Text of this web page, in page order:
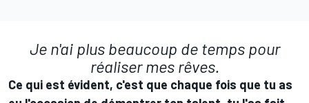
Je n'ai plus beaucoup de temps pour
réaliser mes rêves.
Ce qui est évident, c'est que chaque fois que tu as